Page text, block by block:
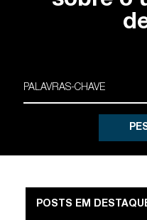
POSTS EM